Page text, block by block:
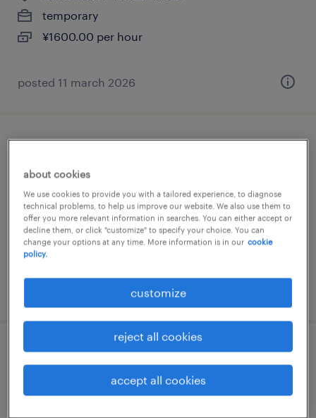
temporary
¥1600.00 per hour
posted 11 march 2026
のプログラマー
北海道札幌市中央区, 北海道
temporary
¥2300.00 per hour
posted 3 february 2026
it・web系／流通・サービス系のテレオペ・
テレマーケティング・コールセンター
about cookies
We use cookies to provide you with a tailored experience, to diagnose
technical problems, to help us improve our website. We also use them to
offer you more relevant information in searches. You can either accept or
decline them, or click "customize" to specify your choice. You can
change your options at any time. More information is in our cookie
policy.
customize
reject all cookies
accept all cookies